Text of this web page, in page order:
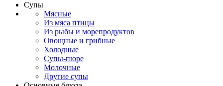
Супы
Мясные
Из мяса птицы
Из рыбы и морепродуктов
Овощные и грибные
Холодные
Супы-пюре
Молочные
Другие супы